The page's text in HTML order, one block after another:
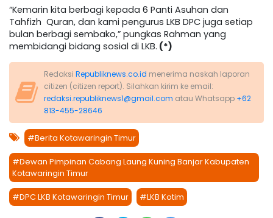
“Kemarin kita berbagi kepada 6 Panti Asuhan dan
Tahfizh Quran, dan kami pengurus LKB DPC juga setiap
bulan berbagi sembako,” pungkas Rahman yang
membidangi bidang sosial di LKB. (*)
Redaksi Republiknews.co.id menerima naskah laporan
citizen (citizen report). Silahkan kirim ke email:
redaksi.republiknews1@gmail.com atau Whatsapp +62
813-455-28646
#Berita Kotawaringin Timur
#Dewan Pimpinan Cabang Laung Kuning Banjar Kabupaten
Kotawaringin Timur
#DPC LKB Kotawaringin Timur #LKB Kotim